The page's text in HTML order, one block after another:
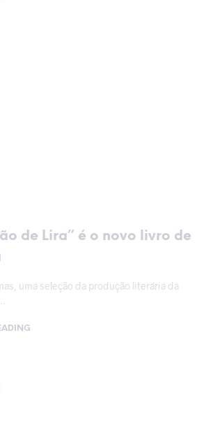
de Lira” é o novo livro de
uma seleção da produção literária da